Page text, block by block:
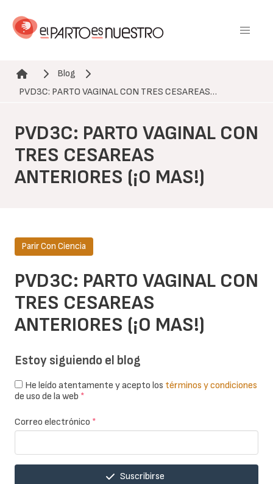
contenido
Ruta de navegación
Blog
PVD3C: PARTO VAGINAL CON TRES CESAREAS…
PVD3C: PARTO VAGINAL CON
TRES CESAREAS
ANTERIORES (¡O MAS!)
PVD3C: PARTO VAGINAL CON
TRES CESAREAS
ANTERIORES (¡O MAS!)
Parir Con Ciencia
Estoy siguiendo el blog
He leído atentamente y acepto los términos y condiciones
de uso de la web *
Correo electrónico *
Suscribirse